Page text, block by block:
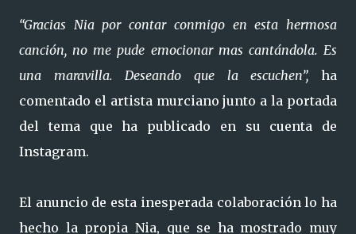
“Gracias Nia por contar conmigo en esta hermosa
canción, no me pude emocionar mas cantándola. Es
una maravilla. Deseando que la escuchen”, ha
comentado el artista murciano junto a la portada
del tema que ha publicado en su cuenta de
Instagram.
El anuncio de esta inesperada colaboración lo ha
hecho la propia Nia, que se ha mostrado muy